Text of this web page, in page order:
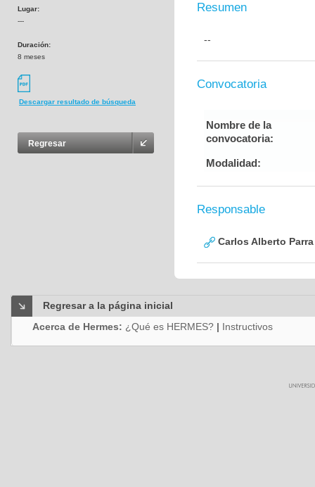
Lugar:
---
Duración:
8 meses
Descargar resultado de búsqueda
Regresar
Resumen
--
Convocatoria
Nombre de la
convocatoria:
Modalidad:
Responsable
Carlos Alberto
Regresar a la página inicial
Acerca de Hermes: ¿Qué es HERMES? | Instructivos